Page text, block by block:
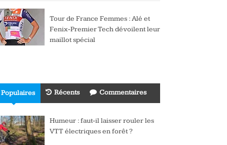
Tour de France Femmes : Alé et
Fenix-Premier Tech dévoilent leur
maillot spécial
Populaires Récents Commentaires
Humeur : faut-il laisser rouler les
VTT électriques en forêt ?